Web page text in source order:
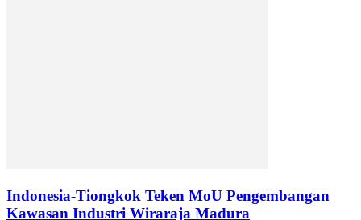
Indonesia-Tiongkok Teken MoU Pengembangan
Kawasan Industri Wiraraja Madura